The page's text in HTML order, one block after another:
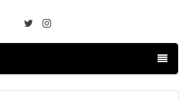
TwitterInstagram